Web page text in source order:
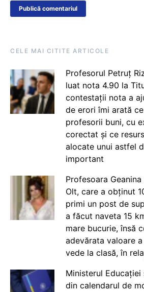
CELE MAI CITITE ARTICOLE
Profesorul Petruț
luat nota 4.90 la
contestații nota a
de erori îmi arată
profesorii buni, cu
corectat și ce
alocate unui astfel
important
Profesoara
Olt, care a obținut
primi un post de
a făcut naveta 15
mare bucurie, însă
adevărata valoare
vede la clasă, în
Ministerul
din calendarul de